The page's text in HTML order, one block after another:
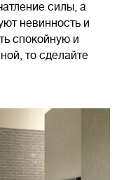
силы, а
невинность и
спокойную и
то сделайте